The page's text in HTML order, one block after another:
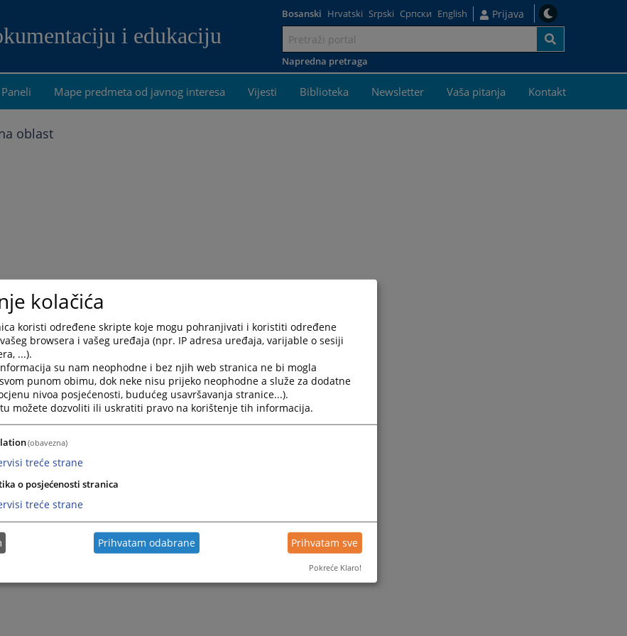
i edukaciju
sadržaj
Bosanski Hrvatski Srpski Српски English Prijava
Napredna pretraga
Paneli Mape predmeta od javnog interesa Vijesti Biblioteka Newsletter Vaša pitanja Kontakt
oblast
kolačića
koristi određene skripte koje mogu pohranjivati i koristiti određene
browsera i vašeg uređaja (npr. IP adresa uređaja, varijable o sesiji
...).
su nam neophodne i bez njih web stranica ne bi mogla
punom obimu, dok neke nisu prijeko neophodne a služe za dodatne
nivoa posjećenosti, budućeg usavršavanja stranice...).
možete dozvoliti ili uskratiti pravo na korištenje tih informacija.
(obavezna)
treće strane
o posjećenosti stranica
treće strane
Prihvatam odabrane Prihvatam sve
Pokreće Klaro!